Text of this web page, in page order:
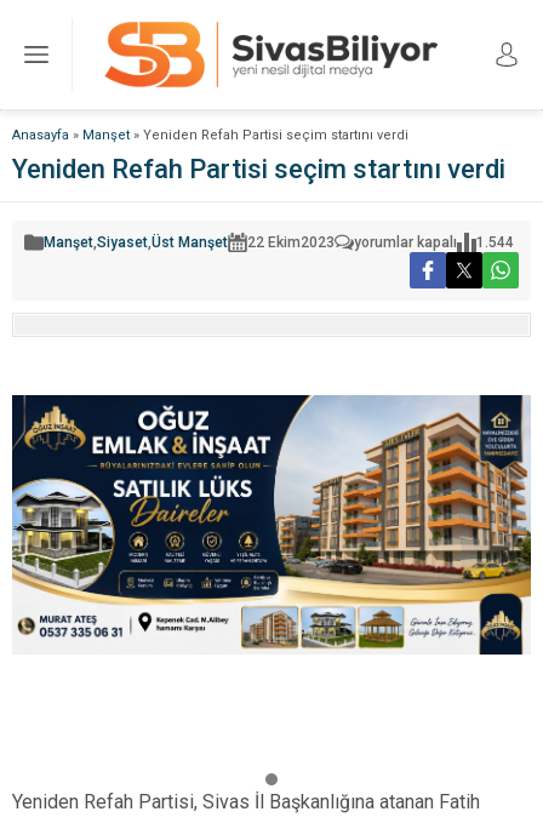
Anasayfa » Manşet » Yeniden Refah Partisi seçim startını verdi
Yeniden Refah Partisi seçim startını verdi
Manşet,Siyaset,Üst Manşet 22 Ekim2023
Yeniden
startını
yorumlar kapalı 1.544
Yeniden Refah Partisi, Sivas İl Başkanlığına atanan Fatih